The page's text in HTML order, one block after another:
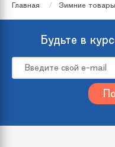
Рекомендуемый
возраст
от 8
Цвет
Главная Зимние товары
Будьте в